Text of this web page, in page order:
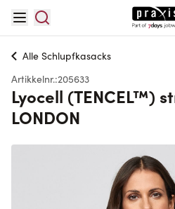
Alle Schlupfkasacks
Artikkelnr.:205633
Lyocell (TENCEL™)
LONDON